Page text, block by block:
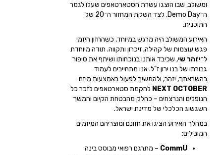
ומשולב, שבו הוצגו עשרת הסטארטאפים שעלו לגמר
ה־Demo Day, לצד השקת המחזור ה־20 של
התוכנית.
האירוע המשולב היה מרגש במיוחד, כשהחזון היזמי
פגש עוצמות של קהילה, זיכרון ותקווה. תודה מיוחדת
ל־יזהר שי, שכיבד אותנו בנוכחותו ושיתף את סיפור
גבורתו של בנו ירון ז"ל. אנו מתחייבים לעמוד
בהשראתך, יזהר, ולהמשיך לפעול באמצעות מיזם
NEXT OCTOBER להקמת סטארטאפים לזכר כל
הנופלים והנרצחים – כחלק מהבטחת הקיום והמשך
השגשוג הכלכלי של מדינת ישראל.
במהלך האירוע הציגו את חזונם ומוצריהם המיזמים
המובילים:
CommU – מתרגם רפואי מבוסס בינה